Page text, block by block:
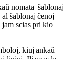
nomataj ŝablonaj
jam scias pri kio